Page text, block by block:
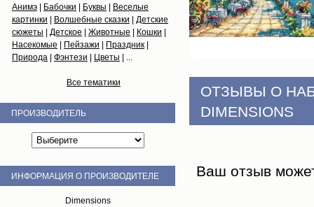
ОТЗЫВЫ О
DIMENSIONS
Ваш отзыв
Анимэ
Бабочки Буквы
Веселые
картинки
Волшебные сказки
Детские
сюжеты
Детское Животные Кошки
Насекомые
Пейзажи Праздник
Природа
Фэнтези Цветы | ...
Все тематики
ПРОИЗВОДИТЕЛЬ
ИНФОРМАЦИЯ О ПРОИЗВОДИТЕЛЕ
Dimensions